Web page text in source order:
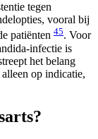
tegen
vooral bij
patiënten 45. Voor
infectie is
het belang
op indicatie,